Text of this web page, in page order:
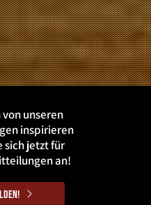
von unseren
inspirieren
sich jetzt für
an!